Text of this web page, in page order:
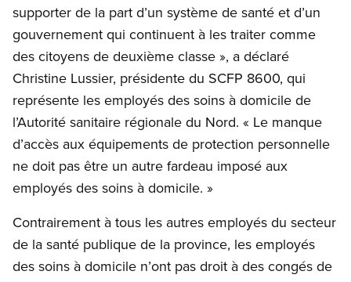
supporter de la part d’un système de santé et d’un
gouvernement qui continuent à les traiter comme
des citoyens de deuxième classe », a déclaré
Christine Lussier, présidente du SCFP 8600, qui
représente les employés des soins à domicile de
l’Autorité sanitaire régionale du Nord. « Le manque
d’accès aux équipements de protection personnelle
ne doit pas être un autre fardeau imposé aux
employés des soins à domicile. »
Contrairement à tous les autres employés du secteur
de la santé publique de la province, les employés
des soins à domicile n’ont pas droit à des congés de